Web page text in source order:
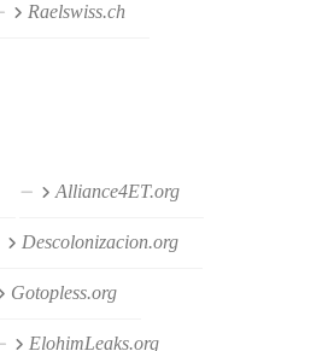
Raelswiss.ch
Alliance4ET.org
Descolonizacion.org
Gotopless.org
ElohimLeaks.org